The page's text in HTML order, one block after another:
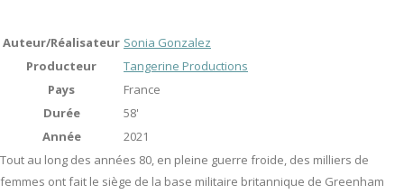
Auteur/Réalisateur Sonia Gonzalez
Producteur
Tangerine Productions
Pays
France
Durée
58'
Année
2021
Tout au long des années 80, en pleine guerre froide, des milliers de
femmes ont fait le siège de la base militaire britannique de Greenham